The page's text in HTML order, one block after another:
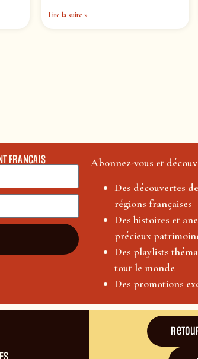
Lire la suite »
FRANÇAIS
Abonnez-vous et
Des découvertes
régions françaises
Des histoires et
précieux
Des playlists
tout le monde
Des promotions